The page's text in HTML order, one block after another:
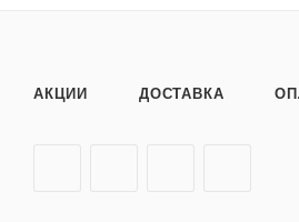
АКЦИИ ДОСТАВКА